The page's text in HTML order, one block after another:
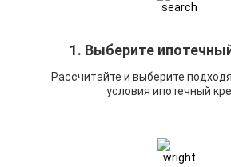
1. Выберите
Рассчитайте и выберите
условия ипотечный